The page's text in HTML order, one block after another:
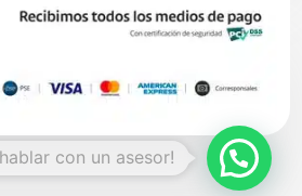
con un asesor!